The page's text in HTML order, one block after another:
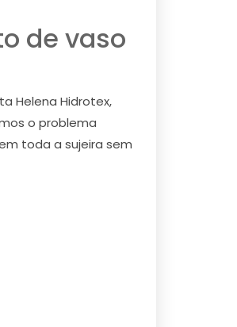
de vaso
Helena Hidrotex,
o problema
toda a sujeira sem